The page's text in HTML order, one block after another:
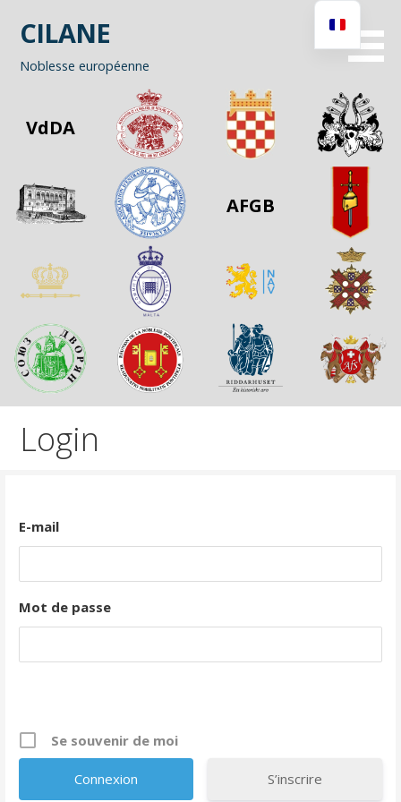
CILANE
Noblesse européenne
VdDA
AFGB
Login
E-mail
Mot de passe
Se souvenir de moi
S’inscrire